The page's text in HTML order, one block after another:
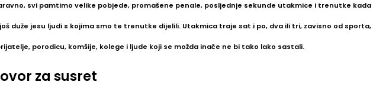
svi pamtimo velike pobjede, promašene penale, posljednje sekunde utakmice i trenutke kada
duže jesu ljudi s kojima smo te trenutke dijelili. Utakmica traje sat i po, dva ili tri, zavisno od
porodicu, komšije, kolege i ljude koji se možda inače ne bi tako lako sastali.
za susret